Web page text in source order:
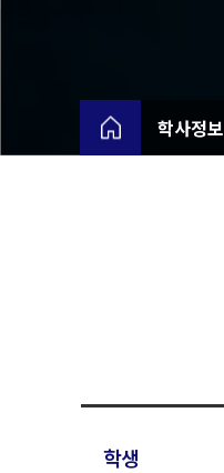
학사정보
학생